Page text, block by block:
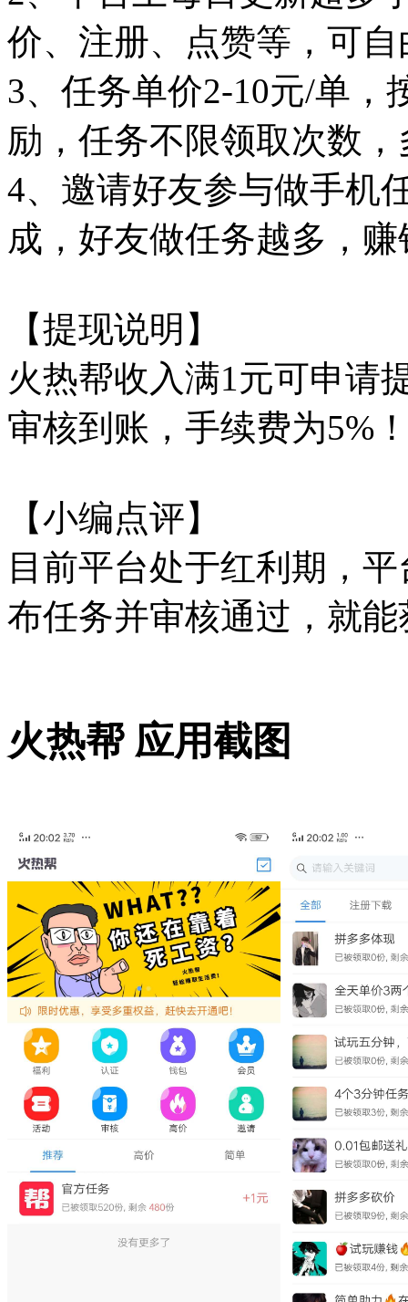
价、注册、点赞等，可
3、任务单价2-10元/单，
励，任务不限领取次数
4、邀请好友参与做手机
成，好友做任务越多，
【提现说明】
火热帮收入满1元可申请
审核到账，手续费为5%
【小编点评】
目前平台处于红利期，
布任务并审核通过，就
火热帮 应用截图